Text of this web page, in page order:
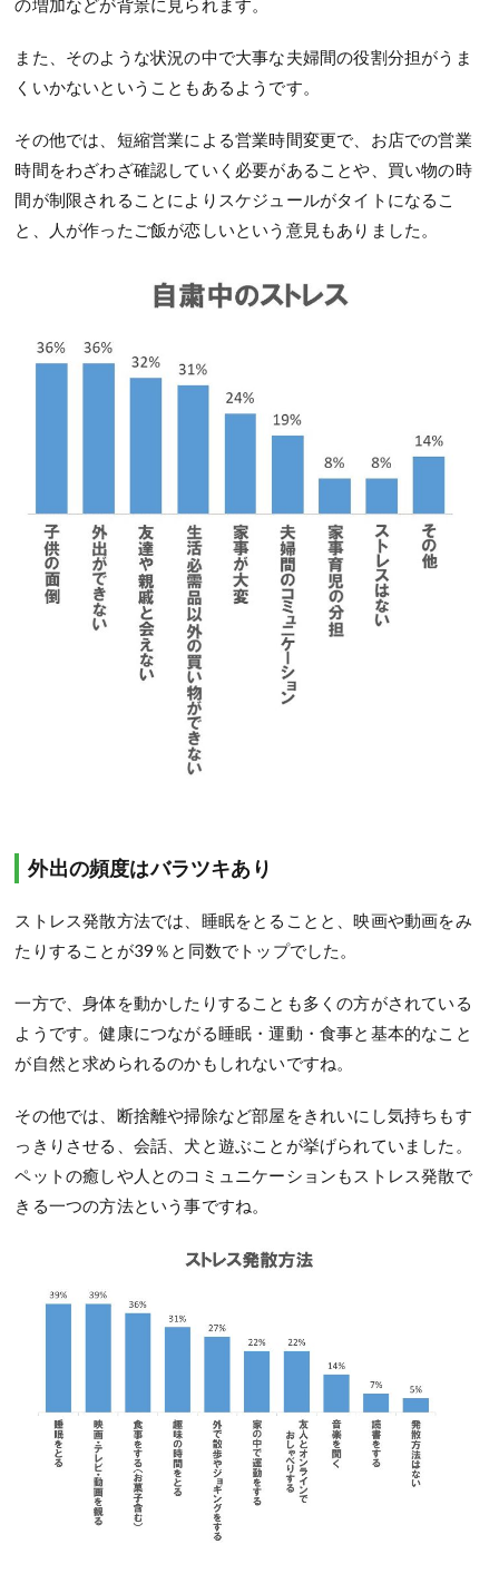
の増加などが背景に見られます。
また、そのような状況の中で大事な夫婦間の役割分担がうま
くいかないということもあるようです。
その他では、短縮営業による営業時間変更で、お店での営業
時間をわざわざ確認していく必要があることや、買い物の時
間が制限されることによりスケジュールがタイトになるこ
と、人が作ったご飯が恋しいという意見もありました。
外出の頻度はバラツキあり
ストレス発散方法では、睡眠をとることと、映画や動画をみ
たりすることが39％と同数でトップでした。
一方で、身体を動かしたりすることも多くの方がされている
ようです。健康につながる睡眠・運動・食事と基本的なこと
が自然と求められるのかもしれないですね。
その他では、断捨離や掃除など部屋をきれいにし気持ちもす
っきりさせる、会話、犬と遊ぶことが挙げられていました。
ペットの癒しや人とのコミュニケーションもストレス発散で
きる一つの方法という事ですね。